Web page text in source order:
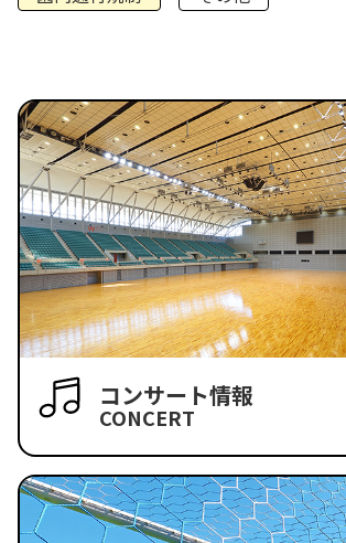
コンサート情報
CONCERT